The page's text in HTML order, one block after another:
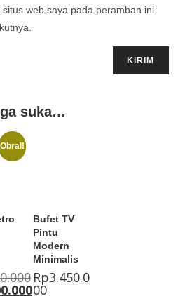
web saya pada peramban ini
suka…
Obral!
Bufet TV
Pintu
Modern
Minimalis
Rp3.450.0
00